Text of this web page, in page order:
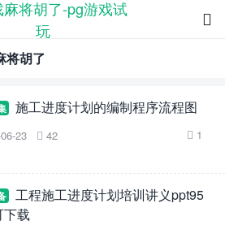
麻将胡了-pg游戏试
玩

将胡了
施工进度计划的编制程序流程图
23  42  1
工程施工进度计划培训讲义ppt95
下载